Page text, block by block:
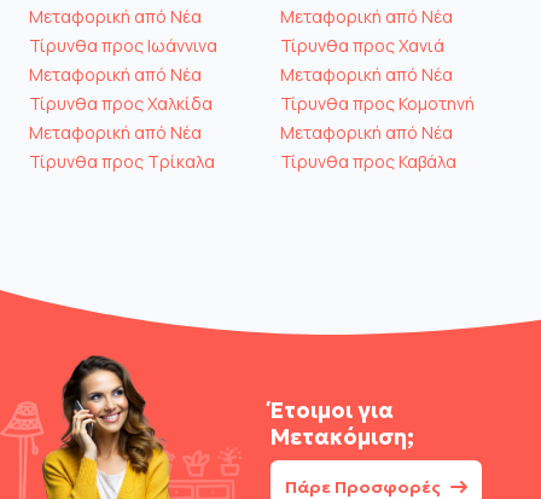
Μεταφορική από Νέα
Τίρυνθα προς Ιωάννινα
Μεταφορική από Νέα
Τίρυνθα προς Χαλκίδα
Μεταφορική από Νέα
Τίρυνθα προς Τρίκαλα
Μεταφορική από Νέα
Τίρυνθα προς Χανιά
Μεταφορική από Νέα
Τίρυνθα προς Κομοτηνή
Μεταφορική από Νέα
Τίρυνθα προς Καβάλα
Έτοιμοι για
Μετακόμιση;
Πάρε Προσφορές